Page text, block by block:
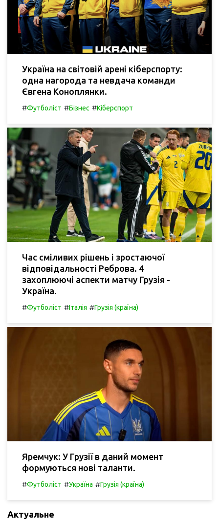
Україна на світовій арені кіберспорту:
одна нагорода та невдача команди
Євгена Коноплянки.
#Футболіст #Бізнес #Кіберспорт
Час сміливих рішень і зростаючої
відповідальності Реброва. 4
захоплюючі аспекти матчу Грузія -
Україна.
#Футболіст #Італія #Грузія (країна)
Яремчук: У Грузії в даний момент
формуються нові таланти.
#Футболіст #Україна #Грузія (країна)
Актуальне